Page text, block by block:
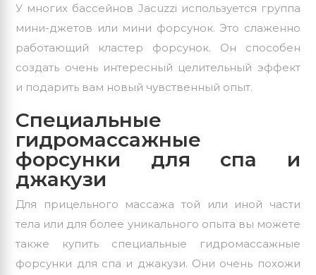
У многих бассейнов Jacuzzi используется группа
мини-джетов или мини форсунок. Это слаженно
работающий кластер форсунок. Он способен
создать очень интересный целительный эффект
и подарить вам новый чувственный опыт.
Специальные
гидромассажные
форсунки для спа и
джакузи
Для прицельного массажа той или иной части
тела или для более уникального опыта вы можете
также купить специальные гидромассажные
форсунки для спа и джакузи. Они очень похожи